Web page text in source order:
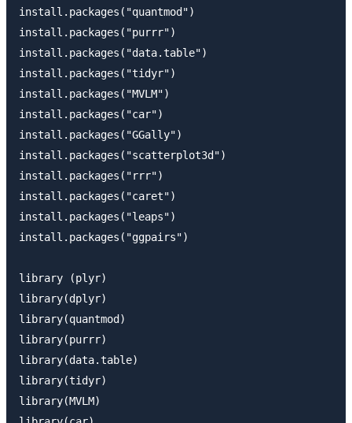
install.packages("quantmod")
install.packages("purrr")
install.packages("data.table")
install.packages("tidyr")
install.packages("MVLM")
install.packages("car")
install.packages("GGally")
install.packages("scatterplot3d")
install.packages("rrr")
install.packages("caret")
install.packages("leaps")
install.packages("ggpairs")
library (plyr)
library(dplyr)
library(quantmod)
library(purrr)
library(data.table)
library(tidyr)
library(MVLM)